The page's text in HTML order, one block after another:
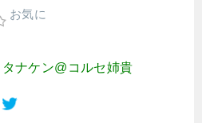
お気に
ナケン@コルセ姉貴